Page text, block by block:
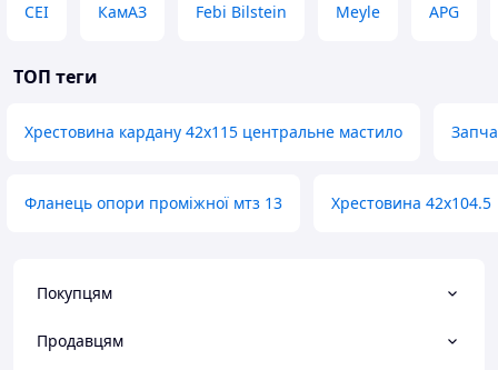
CEI КамАЗ Febi Bilstein Meyle APG
ТОП теги
Хрестовина кардану 42х115 центральне мастило
Фланець опори проміжної мтз 13 Хрестовина 42х104.5
Покупцям
Продавцям